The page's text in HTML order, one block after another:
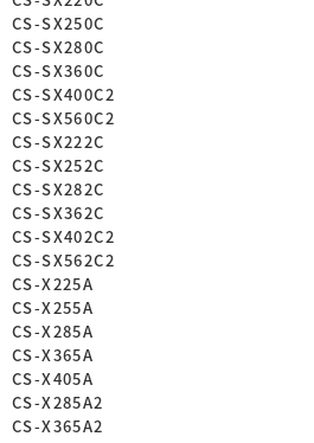
CS-SX250C
CS-SX280C
CS-SX360C
CS-SX400C2
CS-SX560C2
CS-SX222C
CS-SX252C
CS-SX282C
CS-SX362C
CS-SX402C2
CS-SX562C2
CS-X225A
CS-X255A
CS-X285A
CS-X365A
CS-X405A
CS-X285A2
CS-X365A2